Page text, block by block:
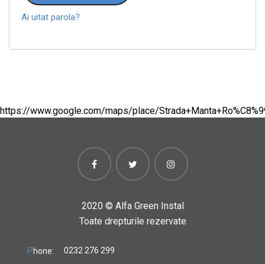
Ai uitat parola?
https://www.google.com/maps/place/
2020 © Alfa Green Instal
Toate drepturile rezervate
Phone: 0232 276 299